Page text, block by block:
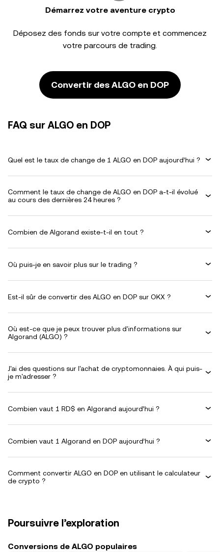
Démarrez votre aventure crypto
Déposez des fonds sur votre compte et commencez
votre parcours de trading.
Convertir des ALGO en DOP
FAQ sur ALGO en DOP
Quel est le taux de change de 1 ALGO en DOP aujourd’hui ?
Comment le taux de change de ALGO en DOP a-t-il évolué
au cours des dernières 24 heures ?
Combien de Algorand existe-t-il en tout ?
Où puis-je en savoir plus sur le trading ?
Est-il sûr de convertir des ALGO en DOP sur OKX ?
Où est-ce que je peux trouver plus d'informations sur
Algorand (ALGO) ?
J'ai des questions sur l'achat de cryptomonnaies. À qui puis-
je m'adresser ?
Combien vaut 1 RD$ en Algorand aujourd’hui ?
Combien vaut 1 Algorand en DOP aujourd’hui ?
Comment convertir ALGO en DOP en utilisant le calculateur
de crypto ?
Poursuivre l’exploration
Conversions de ALGO populaires